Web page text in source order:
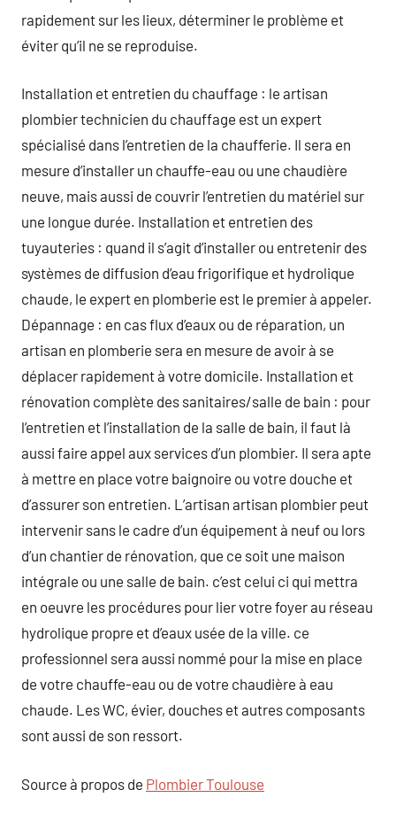
rapidement sur les lieux, déterminer le problème et
éviter qu’il ne se reproduise.
Installation et entretien du chauffage : le artisan
plombier technicien du chauffage est un expert
spécialisé dans l’entretien de la chaufferie. Il sera en
mesure d’installer un chauffe-eau ou une chaudière
neuve, mais aussi de couvrir l’entretien du matériel sur
une longue durée. Installation et entretien des
tuyauteries : quand il s’agit d’installer ou entretenir des
systèmes de diffusion d’eau frigorifique et hydrolique
chaude, le expert en plomberie est le premier à appeler.
Dépannage : en cas flux d’eaux ou de réparation, un
artisan en plomberie sera en mesure de avoir à se
déplacer rapidement à votre domicile. Installation et
rénovation complète des sanitaires/salle de bain : pour
l’entretien et l’installation de la salle de bain, il faut là
aussi faire appel aux services d’un plombier. Il sera apte
à mettre en place votre baignoire ou votre douche et
d’assurer son entretien. L’artisan artisan plombier peut
intervenir sans le cadre d’un équipement à neuf ou lors
d’un chantier de rénovation, que ce soit une maison
intégrale ou une salle de bain. c’est celui ci qui mettra
en oeuvre les procédures pour lier votre foyer au réseau
hydrolique propre et d’eaux usée de la ville. ce
professionnel sera aussi nommé pour la mise en place
de votre chauffe-eau ou de votre chaudière à eau
chaude. Les WC, évier, douches et autres composants
sont aussi de son ressort.
Source à propos de Plombier Toulouse